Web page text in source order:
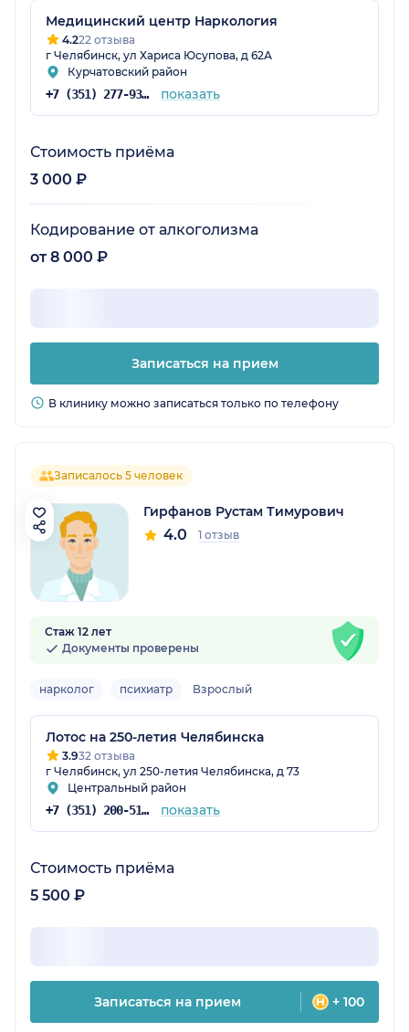
Медицинский центр Наркология
4.222 отзыва
г Челябинск, ул Хариса Юсупова, д 62А
Курчатовский район
+7 (351) 277-93-02 показать
Стоимость приёма
3 000 ₽
Кодирование от алкоголизма
от 8 000 ₽
Записаться на прием
В клинику можно записаться только по телефону
Записалось 5 человек
Гирфанов Рустам Тимурович
4.0 1 отзыв
Стаж 12 лет
Документы проверены
нарколог психиатр Взрослый
Лотос на 250-летия Челябинска
3.932 отзыва
г Челябинск, ул 250-летия Челябинска, д 73
Центральный район
+7 (351) 200-51-58 показать
Стоимость приёма
5 500 ₽
Записаться на прием + 100